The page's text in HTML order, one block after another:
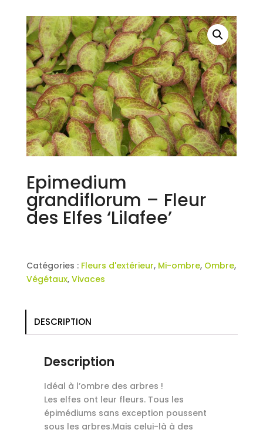
Epimedium
grandiflorum – Fleur
des Elfes ‘Lilafee’
Catégories : Fleurs d'extérieur, Mi-ombre, Ombre,
Végétaux, Vivaces
DESCRIPTION
Description
Idéal à l’ombre des arbres !
Les elfes ont leur fleurs. Tous les
épimédiums sans exception poussent
sous les arbres.Mais celui-là à des